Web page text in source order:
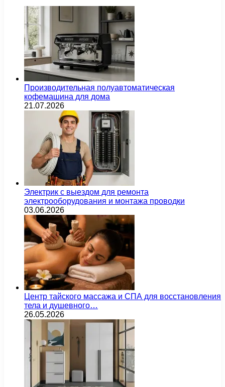
Производительная полуавтоматическая
кофемашина для дома
21.07.2026
Электрик с выездом для ремонта
электрооборудования и монтажа проводки
03.06.2026
Центр тайского массажа и СПА для восстановления
тела и душевного…
26.05.2026